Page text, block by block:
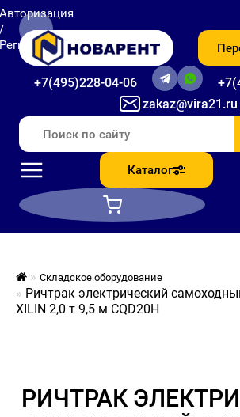
zakaz@vira21.ru
+7(495)228-04-06
Каталог
Складское оборудование
Ричтрак электрический
XILIN 2,0 т 9,5 м CQD20H
РИЧТРАК